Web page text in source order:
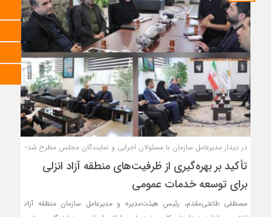
در دیدار مدیرعامل سازمان با مسئولان اجرایی و نمایندگان مجلس مطرح شد؛
تأكید بر بهره‌گیری از ظرفیت‌های منطقه آزاد انزلی
برای توسعه خدمات عمومی
مصطفی طاعتی‌مقدم، رئیس هیئت‌مدیره و مدیرعامل سازمان منطقه آزاد